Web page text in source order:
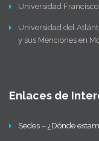
Universidad
Universidad del
y sus Menciones en
Enlaces de
Sedes – ¿Dónde